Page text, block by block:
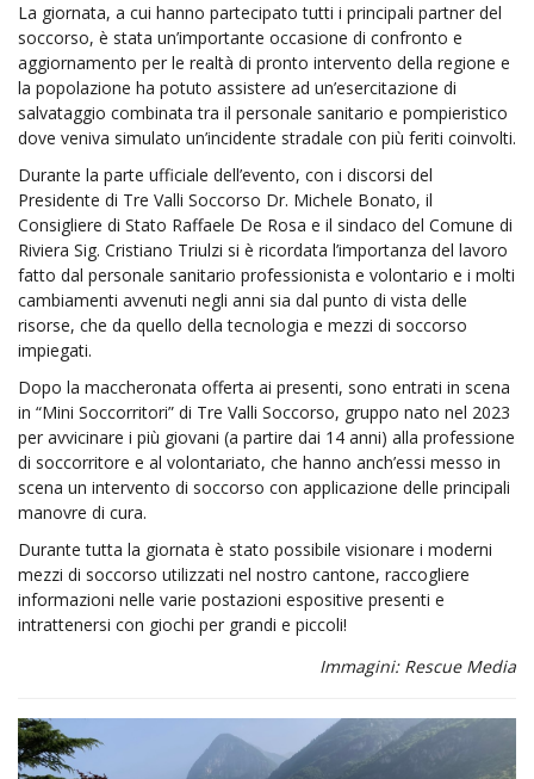
La giornata, a cui hanno partecipato tutti i principali partner del
soccorso, è stata un’importante occasione di confronto e
aggiornamento per le realtà di pronto intervento della regione e
la popolazione ha potuto assistere ad un’esercitazione di
salvataggio combinata tra il personale sanitario e pompieristico
dove veniva simulato un’incidente stradale con più feriti coinvolti.
Durante la parte ufficiale dell’evento, con i discorsi del
Presidente di Tre Valli Soccorso Dr. Michele Bonato, il
Consigliere di Stato Raffaele De Rosa e il sindaco del Comune di
Riviera Sig. Cristiano Triulzi si è ricordata l’importanza del lavoro
fatto dal personale sanitario professionista e volontario e i molti
cambiamenti avvenuti negli anni sia dal punto di vista delle
risorse, che da quello della tecnologia e mezzi di soccorso
impiegati.
Dopo la maccheronata offerta ai presenti, sono entrati in scena
in “Mini Soccorritori” di Tre Valli Soccorso, gruppo nato nel 2023
per avvicinare i più giovani (a partire dai 14 anni) alla professione
di soccorritore e al volontariato, che hanno anch’essi messo in
scena un intervento di soccorso con applicazione delle principali
manovre di cura.
Durante tutta la giornata è stato possibile visionare i moderni
mezzi di soccorso utilizzati nel nostro cantone, raccogliere
informazioni nelle varie postazioni espositive presenti e
intrattenersi con giochi per grandi e piccoli!
Immagini: Rescue Media